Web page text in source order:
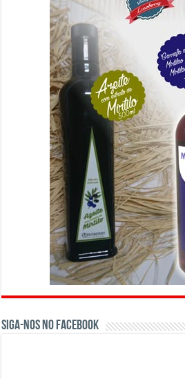
Siga-nos no Facebook